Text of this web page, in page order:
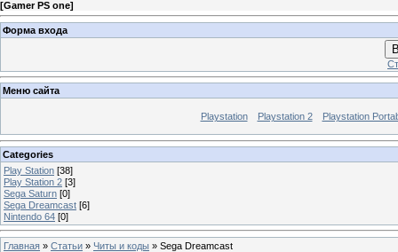
[Gamer PS one]
Форма входа
Меню сайта
Playstation Playstation 2 Playstation
Categories
Play Station [38]
Play Station 2 [3]
Sega Saturn [0]
Sega Dreamcast [6]
Nintendo 64 [0]
Главная » Статьи » Читы и коды » Sega Dreamcast